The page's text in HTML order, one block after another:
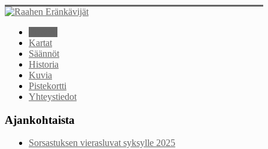
Kartat
Säännöt
Historia
Kuvia
Pistekortti
Yhteystiedot
Ajankohtaista
Sorsastuksen vierasluvat syksylle 2025